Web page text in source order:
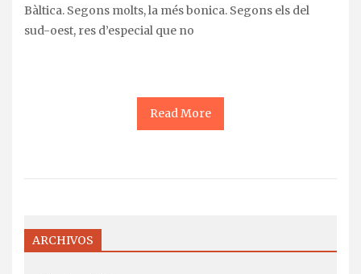
Bàltica. Segons molts, la més bonica. Segons els del
sud-oest, res d’especial que no
Read More
ARCHIVOS